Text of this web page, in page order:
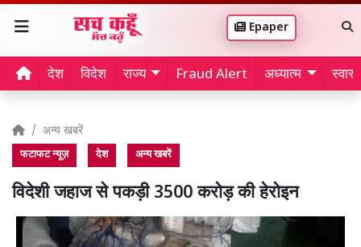
Epaper
देश विदेश राज्य Fraud Alert अध्यात्म
अन्य खबरें
फटाफट न्यूज़ देश अन्य खबरें
विदेशी जहाज से पकड़ी 3500 करोड़ की हेरोइन